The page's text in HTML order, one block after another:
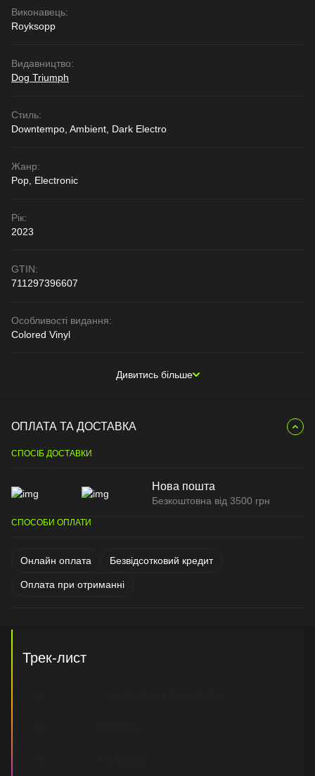
Виконавець:
Royksopp
Видавництво:
Dog Triumph
Стиль:
Downtempo, Ambient, Dark Electro
Жанр:
Pop, Electronic
Рік:
2023
GTIN:
711297396607
Особливості видання:
Colored Vinyl
Дивитись більше
ОПЛАТА ТА ДОСТАВКА
СПОСІБ ДОСТАВКИ
Нова пошта
Безкоштовна від 3500 грн
СПОСОБИ ОПЛАТИ
Онлайн оплата Безвідсотковий кредит
Оплата при отриманні
Трек-лист